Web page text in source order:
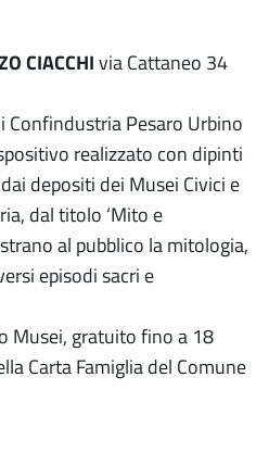
CIACCHIvia Cattaneo 34
Confindustria Pesaro Urbino
realizzato con dipinti
depositi dei Musei Civici e
dal titolo ‘Mito e
al pubblico la mitologia,
episodi sacri e
Musei, gratuito fino a 18
Carta Famiglia del Comune